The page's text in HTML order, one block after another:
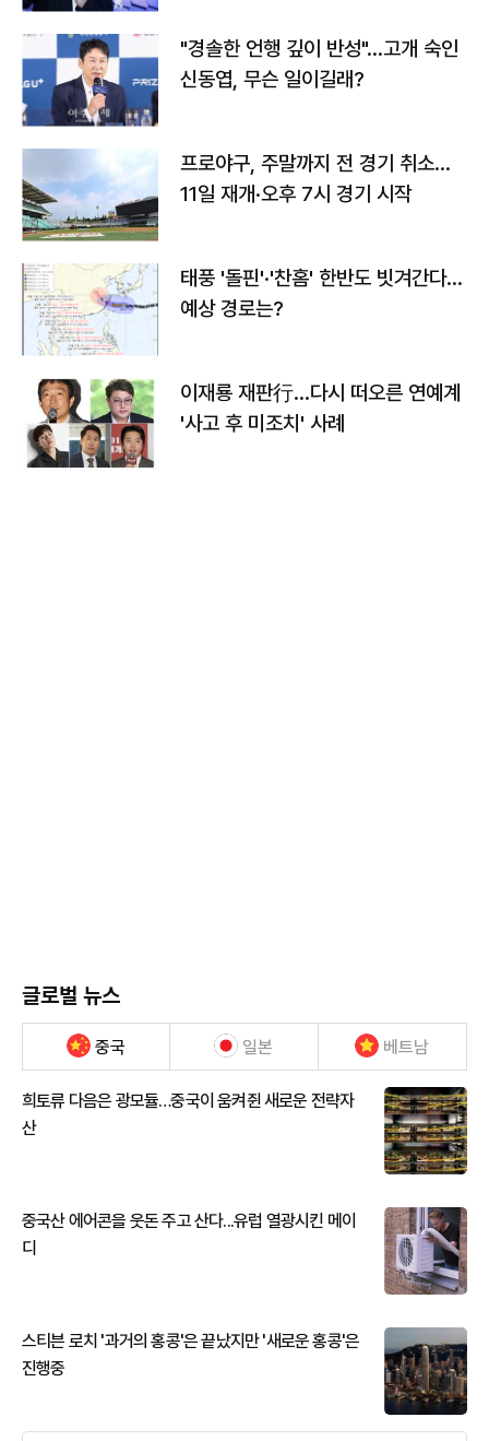
"경솔한 언행 깊이 반성"…고개 숙인
신동엽, 무슨 일이길래?
프로야구, 주말까지 전 경기 취소…
11일 재개·오후 7시 경기 시작
태풍 '돌핀'·'찬홈' 한반도 빗겨간다…
예상 경로는?
이재룡 재판行…다시 떠오른 연예계
'사고 후 미조치' 사례
글로벌 뉴스
중국 일본 베트남
희토류 다음은 광모듈…중국이 움켜쥔 새로운 전략자
산
중국산 에어콘을 웃돈 주고 산다...유럽 열광시킨 메이
디
스티븐 로치 '과거의 홍콩'은 끝났지만 '새로운 홍콩'은
진행중